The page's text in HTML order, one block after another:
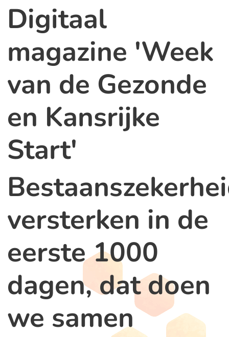
Digitaal
magazine 'Week
van de Gezonde
en Kansrijke
Start'
versterken in de
eerste 1000
dagen, dat doen
we samen